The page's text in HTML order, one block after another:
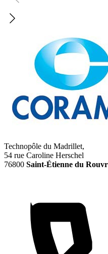
Technopôle du Madrillet,
54 rue Caroline Herschel
76800 Saint-Étienne du